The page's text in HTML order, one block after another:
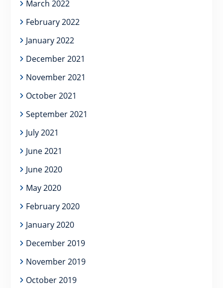
March 2022
February 2022
January 2022
December 2021
November 2021
October 2021
September 2021
July 2021
June 2021
June 2020
May 2020
February 2020
January 2020
December 2019
November 2019
October 2019